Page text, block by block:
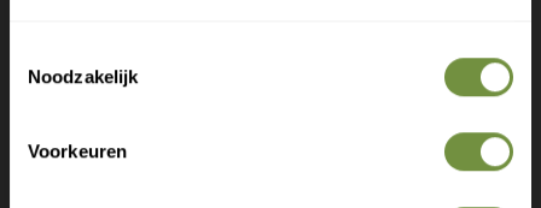
Noodzakelijk
Voorkeuren
Deskundige tips over zorg en herstel